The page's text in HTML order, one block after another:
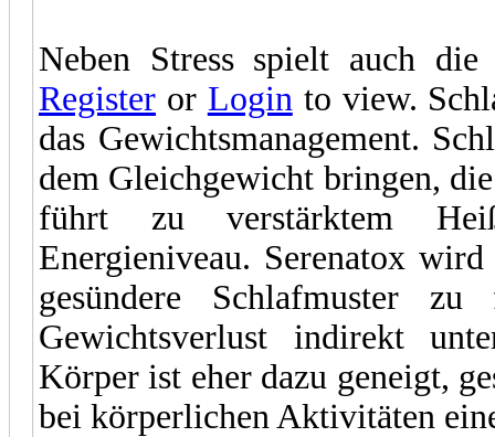
Neben Stress spielt auch
Register or Login to view.
das Gewichtsmanagement.
dem Gleichgewicht bringen,
führt zu verstärktem
Energieniveau. Serenatox
gesündere Schlafmuster
Gewichtsverlust indirekt
Körper ist eher dazu geneigt,
bei körperlichen Aktivitäten